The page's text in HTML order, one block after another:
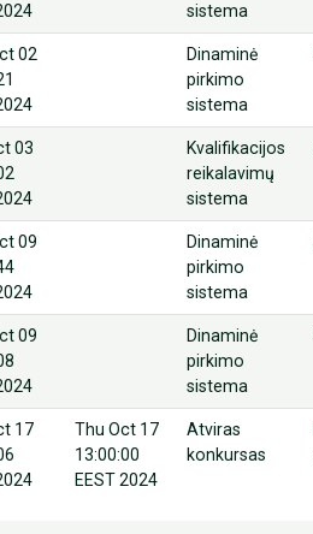
sistema
02
Dinaminė
pirkimo
sistema
03
Kvalifikacijos
reikalavimų
sistema
09
Dinaminė
pirkimo
sistema
09
Dinaminė
pirkimo
sistema
17
Thu Oct 17
13:00:00
EEST 2024
Atviras
konkursas